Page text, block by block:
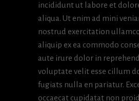
incididunt ut labore et
aliqua. Ut enim ad mini
nostrud exercitation
aliquip ex ea commodo
aute irure dolor in
voluptate velit esse cillum
fugiats nulla en pariatur.
occaecat cupidatat non